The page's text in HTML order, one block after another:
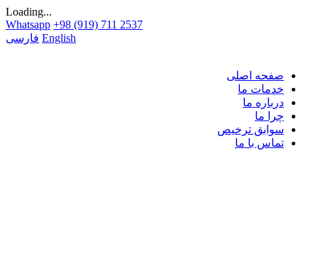
Loading...
Whatsapp +98 (919) 711 2537
فارسی English
صفحه اصلی
خدمات ما
درباره ما
چرا ما
سوابق ترخیص
تماس با ما